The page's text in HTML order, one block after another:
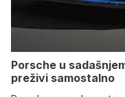
Porsche u
preživi samostalno